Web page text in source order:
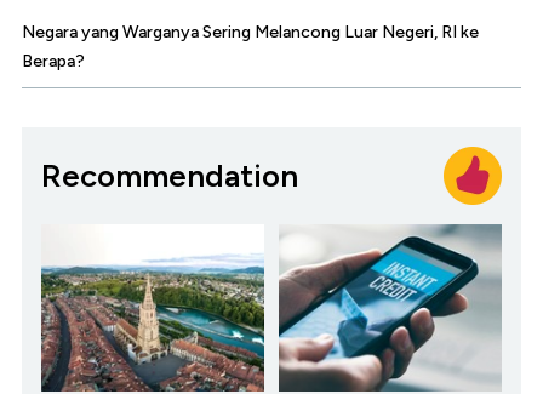
Negara yang Warganya Sering Melancong Luar Negeri, RI ke
Berapa?
Recommendation